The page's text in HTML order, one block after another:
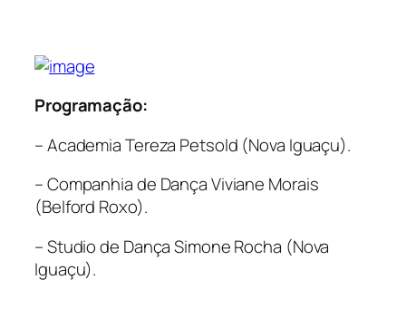
Programação:
– Academia Tereza Petsold (Nova Iguaçu).
– Companhia de Dança Viviane Morais
(Belford Roxo).
– Studio de Dança Simone Rocha (Nova
Iguaçu).